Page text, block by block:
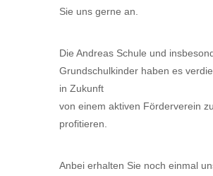
Sie uns gerne an.
Die Andreas Schule und
Grundschulkinder haben es
in Zukunft
von einem aktiven Förderverein zu
profitieren.
Anbei erhalten Sie noch einmal